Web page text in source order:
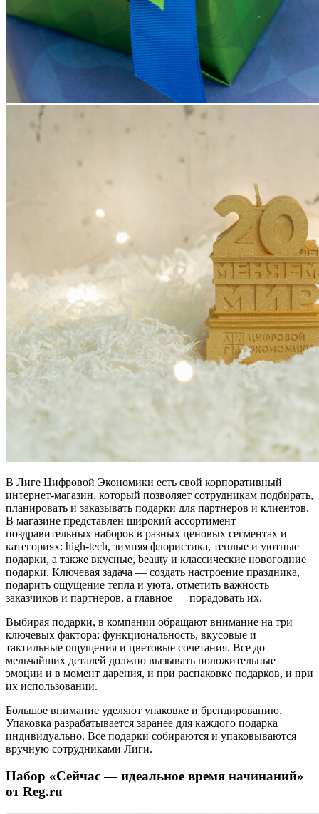
В Лиге Цифровой Экономики есть свой корпоративный
интернет-магазин, который позволяет сотрудникам подбирать,
планировать и заказывать подарки для партнеров и клиентов.
В магазине представлен широкий ассортимент
поздравительных наборов в разных ценовых сегментах и
категориях: high-tech, зимняя флористика, теплые и уютные
подарки, а также вкусные, beauty и классические новогодние
подарки. Ключевая задача — создать настроение праздника,
подарить ощущение тепла и уюта, отметить важность
заказчиков и партнеров, а главное — порадовать их.
Выбирая подарки, в компании обращают внимание на три
ключевых фактора: функциональность, вкусовые и
тактильные ощущения и цветовые сочетания. Все до
мельчайших деталей должно вызывать положительные
эмоции и в момент дарения, и при распаковке подарков, и при
их использовании.
Большое внимание уделяют упаковке и брендированию.
Упаковка разрабатывается заранее для каждого подарка
индивидуально. Все подарки собираются и упаковываются
вручную сотрудниками Лиги.
Набор «Сейчас — идеальное время начинаний»
от Reg.ru